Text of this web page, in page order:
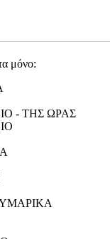
μόνο:
- ΤΗΣ ΩΡΑΣ